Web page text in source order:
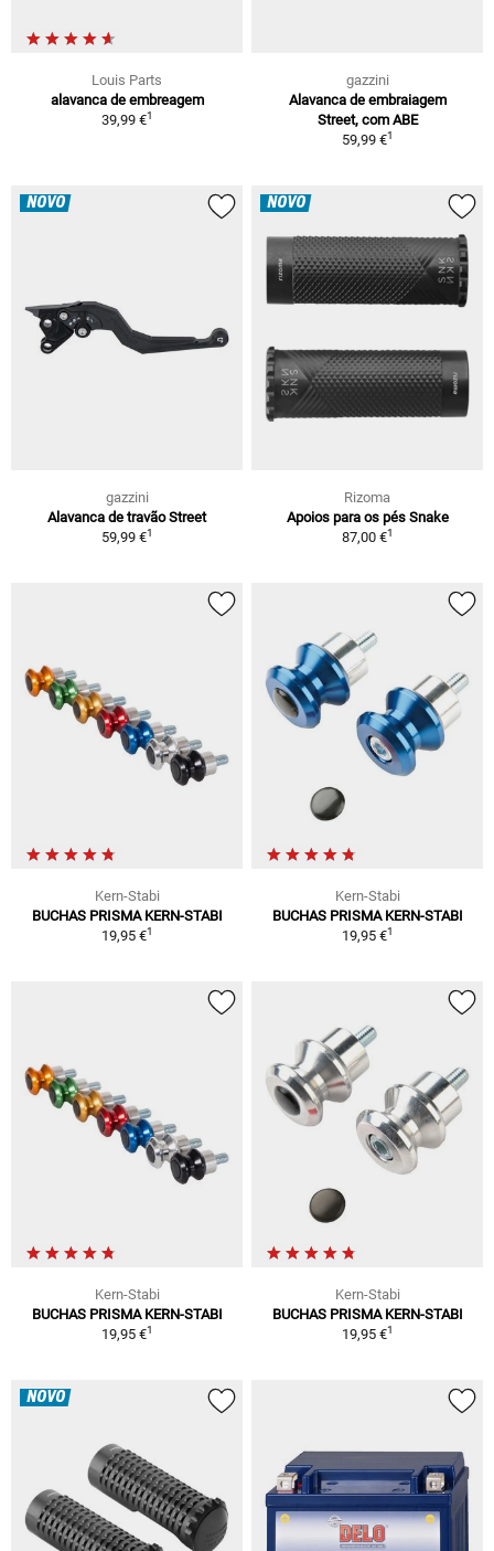
Louis Parts
alavanca de embreagem
39,99 €1
gazzini
Alavanca de embraiagem
Street, com ABE
59,99 €1
NOVO
gazzini
Alavanca de travão Street
59,99 €1
NOVO
Rizoma
Apoios para os pés Snake
87,00 €1
Kern-Stabi
BUCHAS PRISMA KERN-STABI
19,95 €1
Kern-Stabi
BUCHAS PRISMA KERN-STABI
19,95 €1
Kern-Stabi
BUCHAS PRISMA KERN-STABI
19,95 €1
Kern-Stabi
BUCHAS PRISMA KERN-STABI
19,95 €1
NOVO